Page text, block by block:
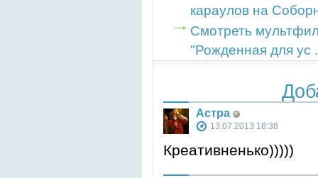
караулов на
Смотреть
"Рожденная для ус
Астра
13.07.2013 18:38
Креативненько)))))